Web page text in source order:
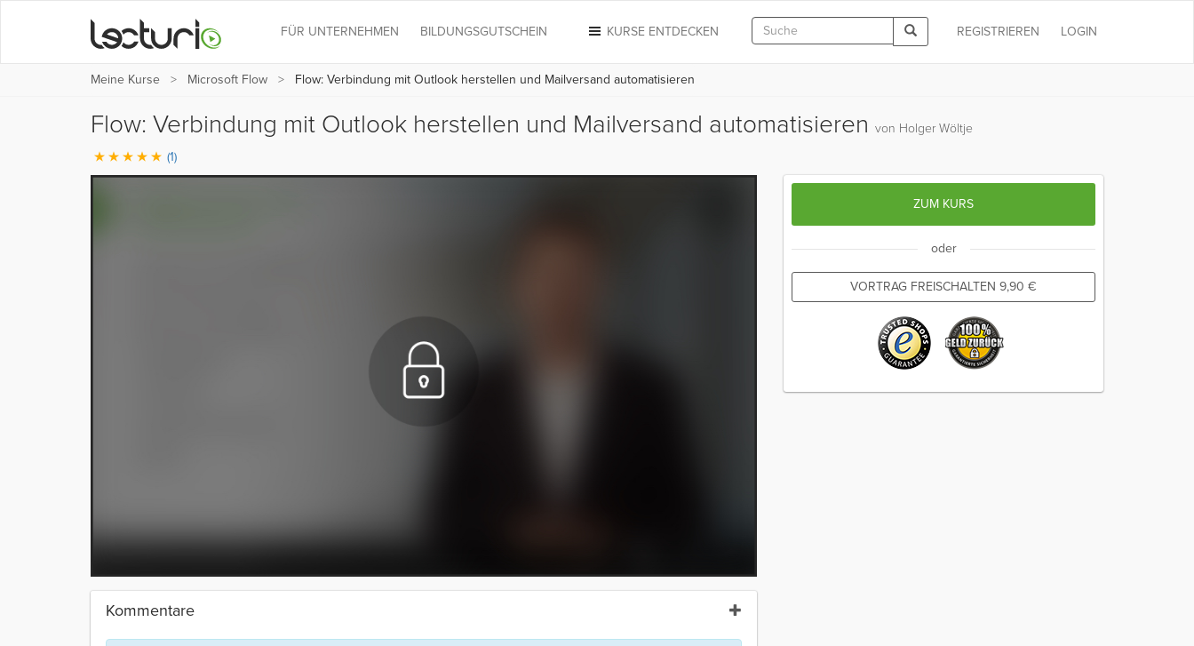
LOGIN
REGISTRIEREN
KURSE ENTDECKEN
FÜR UNTERNEHMEN BILDUNGSGUTSCHEIN
Meine Kurse Microsoft Flow Flow: Verbindung mit Outlook herstellen und Mailversand automatisieren
Flow: Verbindung mit Outlook herstellen und Mailversand automatisieren von Holger Wöltje
(1)
Kommentare
ZUM KURS
oder
VORTRAG FREISCHALTEN 9,90 €